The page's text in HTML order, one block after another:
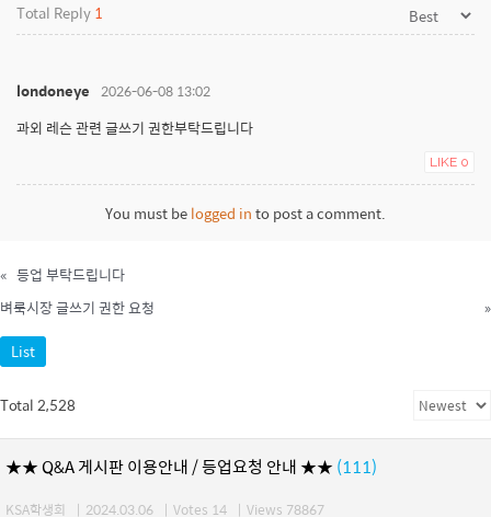
Total Reply1
londoneye 2026-06-08 13:02
과외 레슨 관련 글쓰기 권한부탁드립니다
LIKE 0
You must belogged into post a comment.
« 등업 부탁드립니다
벼룩시장 글쓰기 권한 요청
»
List
Total 2,528
★★ Q&A 게시판 이용안내 / 등업요청 안내 ★★ (111)
KSA학생회 | 2024.03.06 | Votes 14 | Views 78867